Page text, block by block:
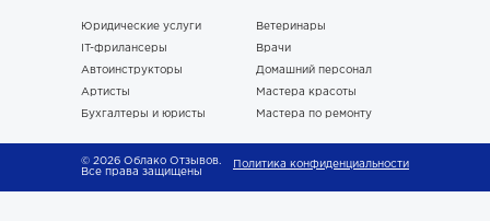
Юридические услуги
IT-фрилансеры
Автоинструкторы
Артисты
Бухгалтеры и юристы
Ветеринары
Врачи
Домашний персонал
Мастера красоты
Мастера по ремонту
© 2026 Облако Отзывов.
Все права защищены
Политика конфиденциальности